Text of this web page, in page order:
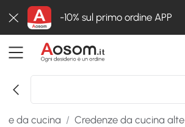
-10% sul primo ordine APP
da cucina / Credenze da cucina alte